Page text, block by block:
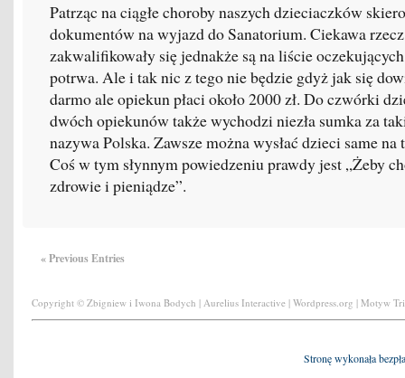
Patrząc na ciągłe choroby naszych dzieciaczków
dokumentów na wyjazd do Sanatorium. Ciekawa
zakwalifikowały się jednakże są na liście
potrwa. Ale i tak nic z tego nie będzie gdyż jak się
darmo ale opiekun płaci około 2000 zł. Do czwórki
dwóch opiekunów także wychodzi niezła sumka za
nazywa Polska. Zawsze można wysłać dzieci same
Coś w tym słynnym powiedzeniu prawdy jest „Żeby
zdrowie i pieniądze”.
« Previous Entries
Copyright © Zbigniew i Iwona Bodych | Aurelius Interactive | Wordpress.org | Motyw
Stronę wykonała